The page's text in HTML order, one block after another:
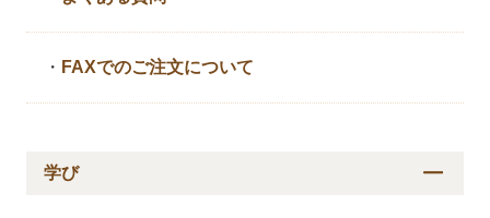
・ FAXでのご注文について
学び